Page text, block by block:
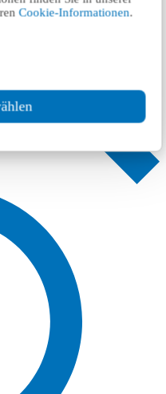
Cookie-Informationen.